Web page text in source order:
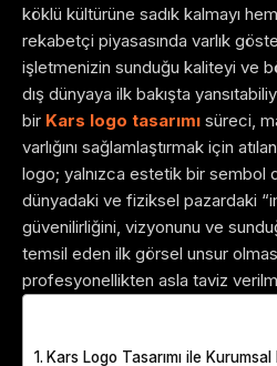
köklü kültürüne sadık kalmayı
rekabetçi piyasasında varlık
işletmenizin sunduğu kaliteyi ve
dış dünyaya ilk bakışta
bir Kars logo tasarımı süreci,
varlığını sağlamlaştırmak için
logo; yalnızca estetik bir sembol
dünyadaki ve fiziksel pazardaki
güvenilirliğini, vizyonunu ve
temsil eden ilk görsel unsur
profesyonellikten asla taviz
Kars Logo Tasarımı ile